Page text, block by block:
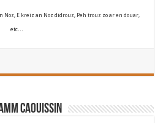
E kreiz an Noz didrouz, Peh trouz zo ar en douar,
etc…
Caouissin